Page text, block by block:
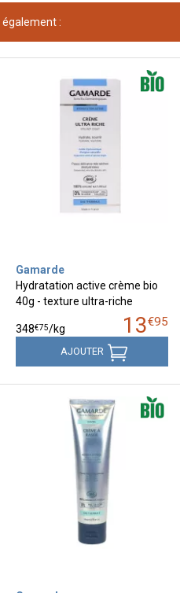
également :
Gamarde
Hydratation active crème bio
40g - texture ultra-riche
13€95
348€75/kg
AJOUTER